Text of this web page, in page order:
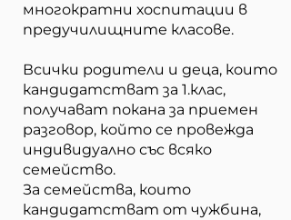
многократни хоспитации в
предучилищните класове.
Всички родители и деца, които
кандидатстват за 1.клас,
получават покана за приемен
разговор, който се провежда
индивидуално със всяко
семейство.
За семейства, които
кандидатстват от чужбина,